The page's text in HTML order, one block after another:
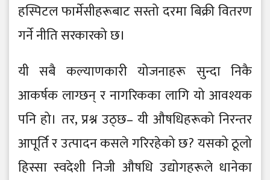
हस्पिटल फार्मेसीहरूबाट सस्तो दरमा बिक्री वितरण
गर्ने नीति सरकारको छ।
यी सबै कल्याणकारी योजनाहरू सुन्दा निकै
आकर्षक लाग्छन् र नागरिकका लागि यो आवश्यक
पनि हो। तर, प्रश्न उठ्छ– यी औषधिहरूको निरन्तर
आपूर्ति र उत्पादन कसले गरिरहेको छ? यसको ठूलो
हिस्सा स्वदेशी निजी औषधि उद्योगहरूले धानेका